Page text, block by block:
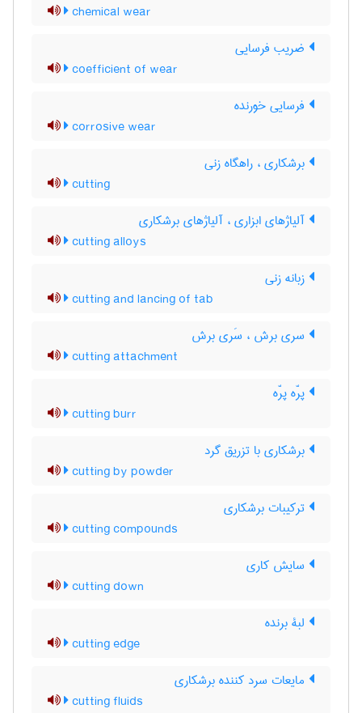
chemical wear
ضریب فرسایی
coefficient of wear
فرسایی خورنده
corrosive wear
برشکاری ، راهگاه زنی
cutting
آلیاژهای ابزاری ، آلیاژهای برشکاری
cutting alloys
زبانه زنی
cutting and lancing of tab
سری برش ، سَری برش
cutting attachment
پرّه پرّه
cutting burr
برشکاری با تزریق گرد
cutting by powder
ترکیبات برشکاری
cutting compounds
سایش کاری
cutting down
لبۀ برنده
cutting edge
مایعات سرد کننده برشکاری
cutting fluids